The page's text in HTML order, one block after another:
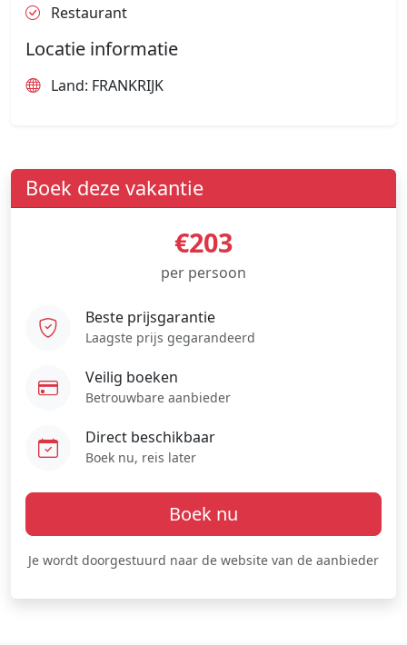
Restaurant
Locatie informatie
Land: FRANKRIJK
Boek deze vakantie
€203
per persoon
Beste prijsgarantie
Laagste prijs gegarandeerd
Veilig boeken
Betrouwbare aanbieder
Direct beschikbaar
Boek nu, reis later
Boek nu
Je wordt doorgestuurd naar de website van de aanbieder